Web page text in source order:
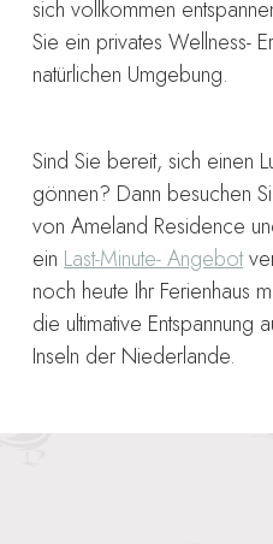
sich vollkommen
Sie ein privates Wellness-
natürlichen Umgebung.
Sind Sie bereit, sich einen
gönnen? Dann besuchen
von Ameland Residence
einLast-Minute- Angebot
noch heute Ihr Ferienhaus
die ultimative Entspannung
Inseln der Niederlande.